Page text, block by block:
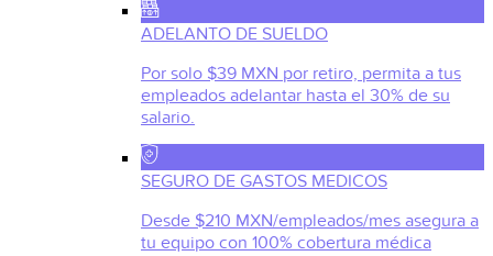
ADELANTO DE SUELDO
Por solo $39 MXN por retiro, permita a tus
empleados adelantar hasta el 30% de su
salario.
SEGURO DE GASTOS MEDICOS
Desde $210 MXN/empleados/mes asegura a
tu equipo con 100% cobertura médica